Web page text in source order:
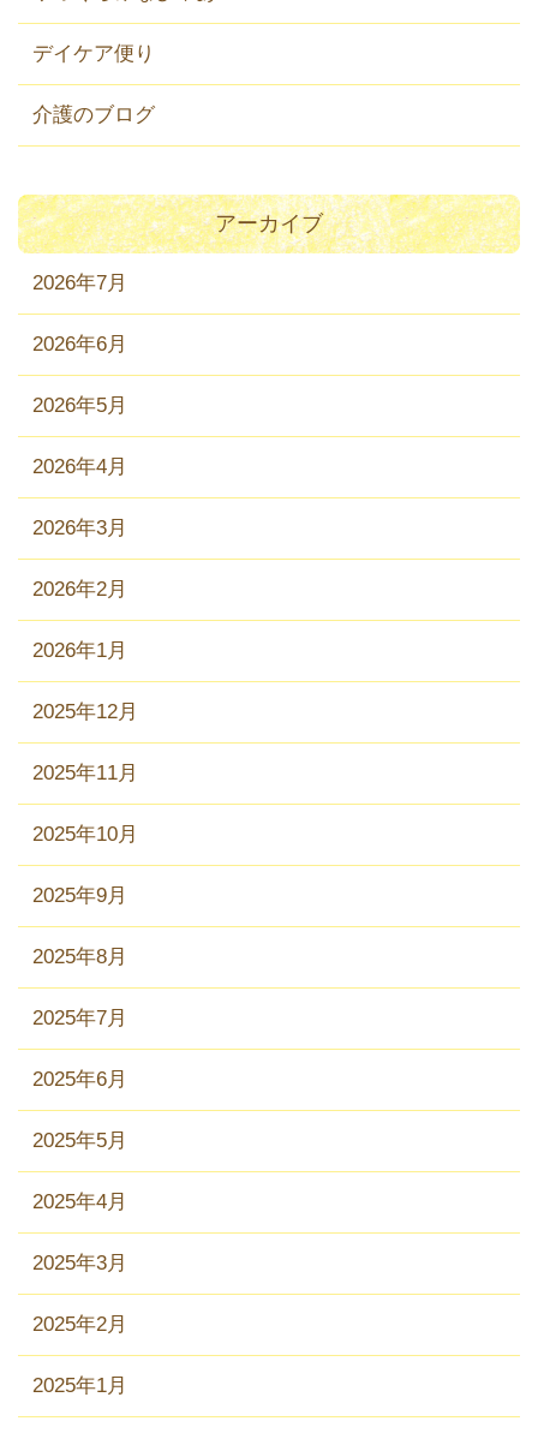
デイケア便り
介護のブログ
アーカイブ
2026年7月
2026年6月
2026年5月
2026年4月
2026年3月
2026年2月
2026年1月
2025年12月
2025年11月
2025年10月
2025年9月
2025年8月
2025年7月
2025年6月
2025年5月
2025年4月
2025年3月
2025年2月
2025年1月